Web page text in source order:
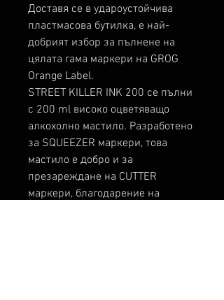
Доставя се в удароустойчива
пластмасова бутилка, е най-
добрият избор за пълнене на
цялата гама маркери на GROG
Orange Label.
STREET KILLER INK 200 се пълни
с 200 ml високо оцветяващо
алкохолно мастило. Разработено
за SQUEEZER маркери, това
мастило е добро и за
презареждане на CUTTER
маркери, благодарение на